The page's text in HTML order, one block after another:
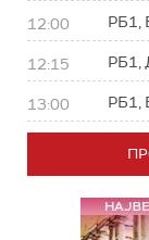
12:00 РБ1,
12:15 РБ1,
13:00 РБ1,